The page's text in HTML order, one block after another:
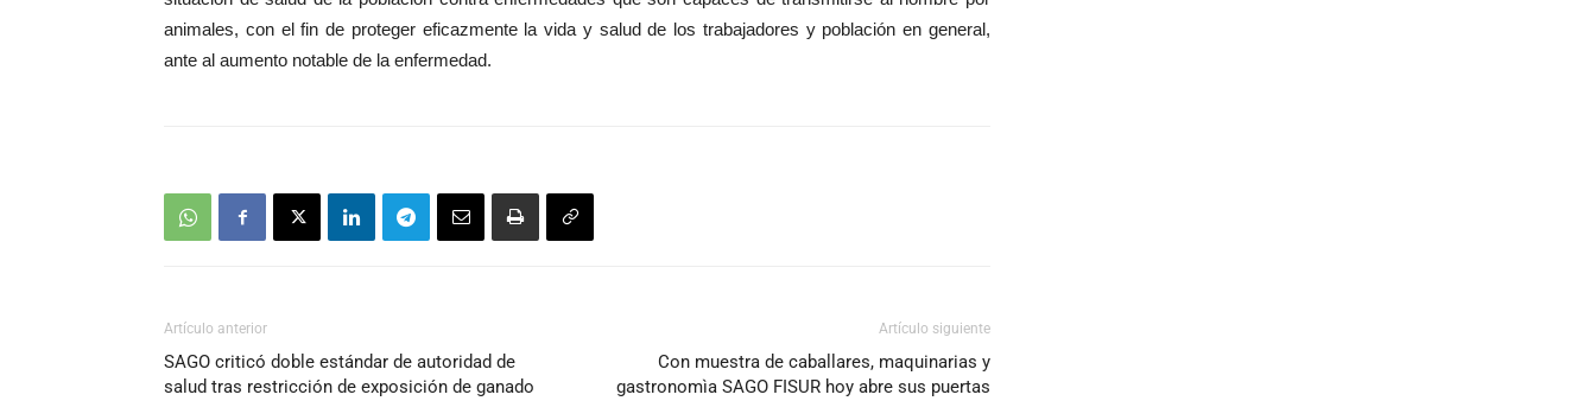
para
aumentar
animales, con el fin de proteger eficazmente la vida y salud de los trabajadores y población en general,
ante al aumento notable de la enfermedad.
Artículo anterior
SAGO criticó doble estándar de autoridad de
salud tras restricción de exposición de ganado
Artículo siguiente
Con muestra de caballares, maquinarias y
gastronomìa SAGO FISUR hoy abre sus puertas